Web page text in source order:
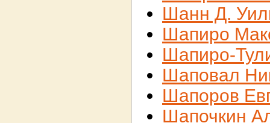
Шанн Д.
Шапиро
Шапиро-
Шаповал
Шапоров
Шапочкин